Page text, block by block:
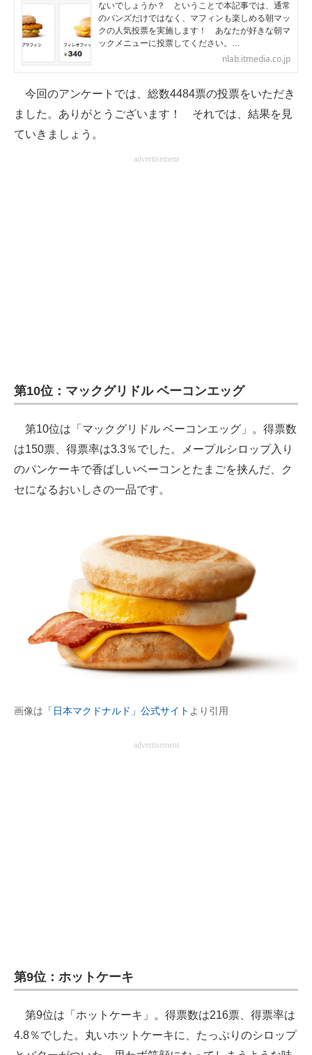
AI活用のいまが分かる
企業ITのトレンドを詳説
マーケ×ITの今がよく分かる
ITエンジニア向け専門サイト
建設×テクノロジーの最前線
ないでしょうか？ ということで本記事では、通常
のバンズだけではなく、マフィンも楽しめる朝マッ
クの人気投票を実施します！ あなたが好きな朝マ
ックメニューに投票してください。…
nlab.itmedia.co.jp
今回のアンケートでは、総数4484票の投票をいただき
ました。ありがとうございます！ それでは、結果を見
ていきましょう。
advertisement
第10位：マックグリドル ベーコンエッグ
第10位は「マックグリドル ベーコンエッグ」。得票数
は150票、得票率は3.3％でした。メープルシロップ入り
のパンケーキで香ばしいベーコンとたまごを挟んだ、ク
セになるおいしさの一品です。
画像は 「日本マクドナルド」公式サイト より引用
advertisement
第9位：ホットケーキ
第9位は「ホットケーキ」。得票数は216票、得票率は
4.8％でした。丸いホットケーキに、たっぷりのシロップ